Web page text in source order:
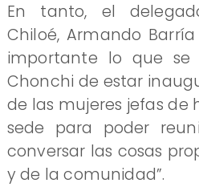
En tanto, el
Chiloé, Armando
importante lo que se
Chonchi de estar
de las mujeres jefas de
sede para poder
conversar las cosas
y de la comunidad”.